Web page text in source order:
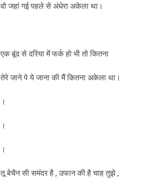
वो जहां गई पहले से अंधेरा अकेला था।
एक बूंद से दरिया में फर्क हो भी तो कितना
तेरे जाने पे ये जाना की मैं कितना अकेला था।
।
।
।
तू बेचैन सी समंदर है , उफान की है चाह तुझे ,